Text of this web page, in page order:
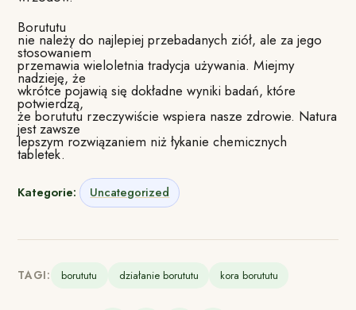
Borututu
nie należy do najlepiej przebadanych ziół, ale za jego
stosowaniem
przemawia wieloletnia tradycja używania. Miejmy
nadzieję, że
wkrótce pojawią się dokładne wyniki badań, które
potwierdzą,
że borututu rzeczywiście wspiera nasze zdrowie. Natura
jest zawsze
lepszym rozwiązaniem niż łykanie chemicznych
tabletek.
Kategorie: Uncategorized
TAGI: borututu działanie borututu kora borututu